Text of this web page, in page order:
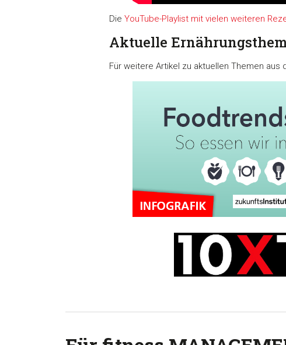
Die YouTube-Playlist mit vielen weiteren
Aktuelle
Für weitere Artikel zu aktuellen Themen aus